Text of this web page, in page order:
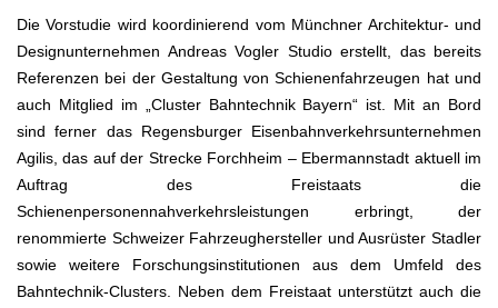
Die Vorstudie wird koordinierend vom Münchner Architektur- und
Designunternehmen Andreas Vogler Studio erstellt, das bereits
Referenzen bei der Gestaltung von Schienenfahrzeugen hat und
auch Mitglied im „Cluster Bahntechnik Bayern“ ist. Mit an Bord
sind ferner das Regensburger Eisenbahnverkehrsunternehmen
Agilis, das auf der Strecke Forchheim – Ebermannstadt aktuell im
Auftrag des Freistaats die
Schienenpersonennahverkehrsleistungen erbringt, der
renommierte Schweizer Fahrzeughersteller und Ausrüster Stadler
sowie weitere Forschungsinstitutionen aus dem Umfeld des
Bahntechnik-Clusters. Neben dem Freistaat unterstützt auch die